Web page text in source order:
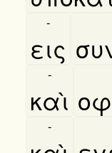
εις
-
καὶ
-
-